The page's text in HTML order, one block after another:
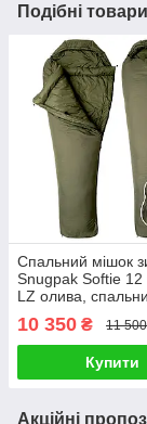
Подібні
Спальний мішок
Snugpak Softie 12
LZ олива,
10 350 ₴ 11
Купити
Акційні